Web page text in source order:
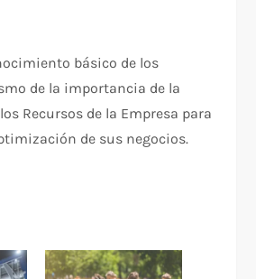
básico de los
de la importancia de la
Recursos de la Empresa para
de sus negocios.